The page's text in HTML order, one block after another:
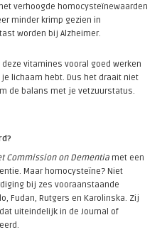
verhoogde homocysteïnewaarden
minder krimp gezien in
worden bij Alzheimer.
vitamines vooral goed werken
lichaam hebt. Dus het draait niet
de balans met je vetzuurstatus.
Commission on Dementia met een
Maar homocysteïne? Niet
bij zes vooraanstaande
Fudan, Rutgers en Karolinska. Zij
uiteindelijk in de Journal of